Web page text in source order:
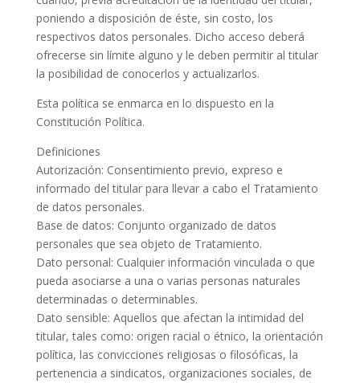
poniendo a disposición de éste, sin costo, los
respectivos datos personales. Dicho acceso deberá
ofrecerse sin límite alguno y le deben permitir al titular
la posibilidad de conocerlos y actualizarlos.
Esta política se enmarca en lo dispuesto en la
Constitución Política.
Definiciones
Autorización: Consentimiento previo, expreso e
informado del titular para llevar a cabo el Tratamiento
de datos personales.
Base de datos: Conjunto organizado de datos
personales que sea objeto de Tratamiento.
Dato personal: Cualquier información vinculada o que
pueda asociarse a una o varias personas naturales
determinadas o determinables.
Dato sensible: Aquellos que afectan la intimidad del
titular, tales como: origen racial o étnico, la orientación
política, las convicciones religiosas o filosóficas, la
pertenencia a sindicatos, organizaciones sociales, de